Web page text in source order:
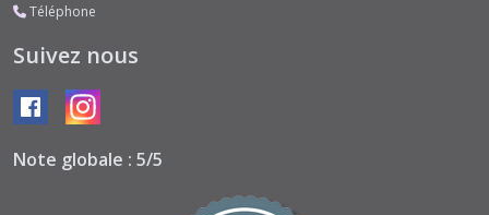
Téléphone
Suivez nous
Note globale : 5/5